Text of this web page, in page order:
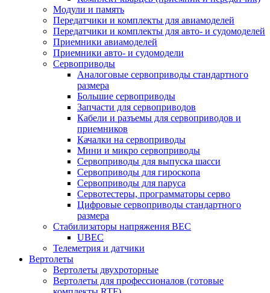
Модули и память
Передатчики и комплекты для авиамоделей
Передатчики и комплекты для авто- и судомоделей
Приемники авиамоделей
Приемники авто- и судомодели
Сервоприводы
Аналоговые сервоприводы стандартного
размера
Большие сервоприводы
Запчасти для сервоприводов
Кабели и разъемы для сервоприводов и
приемников
Качалки на сервоприводы
Мини и микро сервоприводы
Сервоприводы для выпуска шасси
Сервоприводы для гироскопа
Сервоприводы для паруса
Сервотестеры, программаторы серво
Цифровые сервоприводы стандартного
размера
Стабилизаторы напряжения BEC
UBEC
Телеметрия и датчики
Вертолеты
Вертолеты двухроторные
Вертолеты для профессионалов (готовые